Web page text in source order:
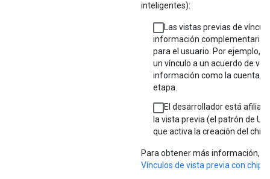
inteligentes):
Las vistas previas de
información complementaria
para el usuario. Por ejemplo,
un vínculo a un acuerdo de
información como la cuenta,
etapa.
El desarrollador está
la vista previa (el patrón de
que activa la creación del chip
Para obtener más información,
Vínculos de vista previa con